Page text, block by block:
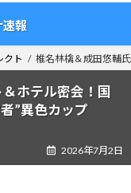
速報
ト 椎名林檎＆成田悠輔
ホテル密会！国
”異色カップ
2026年7月2日